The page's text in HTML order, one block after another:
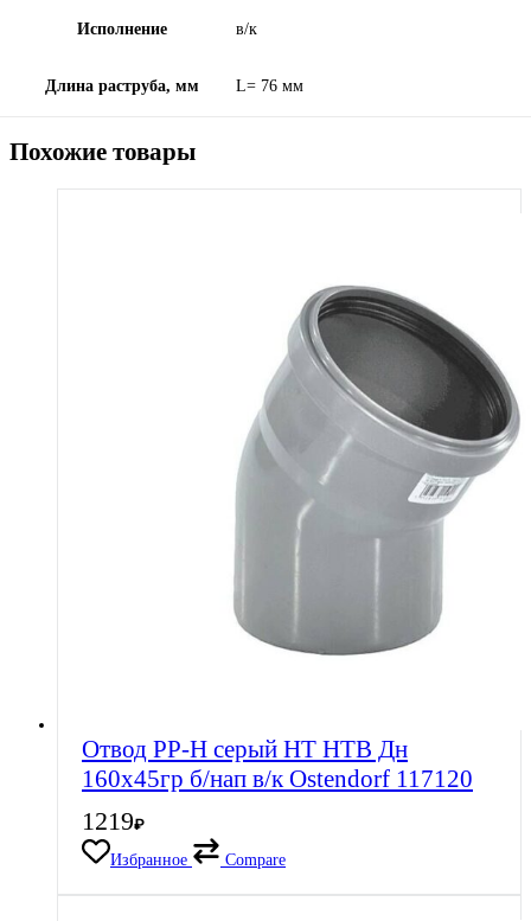
Исполнение в/к
Длина раструба, мм L= 76 мм
Похожие товары
Отвод PP-H серый HT HTB Дн
160х45гр б/нап в/к Ostendorf 117120
1219₽
Избранное
Compare